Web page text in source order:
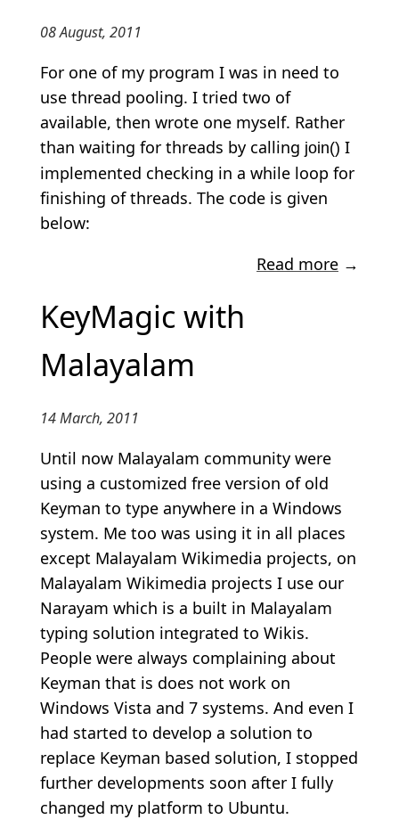
08 August, 2011
For one of my program I was in need to
use thread pooling. I tried two of
available, then wrote one myself. Rather
than waiting for threads by calling join() I
implemented checking in a while loop for
finishing of threads. The code is given
below:
Read more →
KeyMagic with
Malayalam
14 March, 2011
Until now Malayalam community were
using a customized free version of old
Keyman to type anywhere in a Windows
system. Me too was using it in all places
except Malayalam Wikimedia projects, on
Malayalam Wikimedia projects I use our
Narayam which is a built in Malayalam
typing solution integrated to Wikis.
People were always complaining about
Keyman that is does not work on
Windows Vista and 7 systems. And even I
had started to develop a solution to
replace Keyman based solution, I stopped
further developments soon after I fully
changed my platform to Ubuntu.